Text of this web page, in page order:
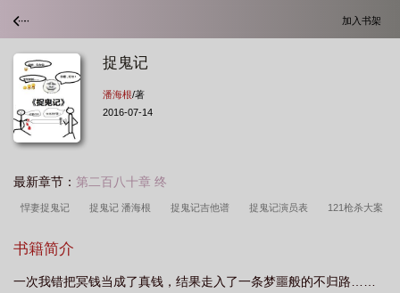
加入书架
捉鬼记
潘海根/著
2016-07-14
最新章节： 第二百八十章 终
悍妻捉鬼记 捉鬼记 潘海根 捉鬼记吉他谱 捉鬼记演员表 121枪杀大案
梁家辉在线观看免费
典传奇现代捉鬼记 大头儿子夜半捉鬼记 捉鬼记潘海根在线收听全集 杨光捉
书籍简介
一次我错把冥钱当成了真钱，结果走入了一条梦噩般的不归路……